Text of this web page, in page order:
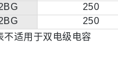
250
250
不适用于双电级电容